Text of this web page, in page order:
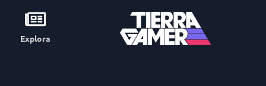
Explora